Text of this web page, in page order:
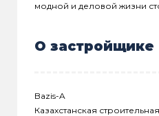
модной и деловой жизни
О застройщике
Bazis-A
Казахстанская